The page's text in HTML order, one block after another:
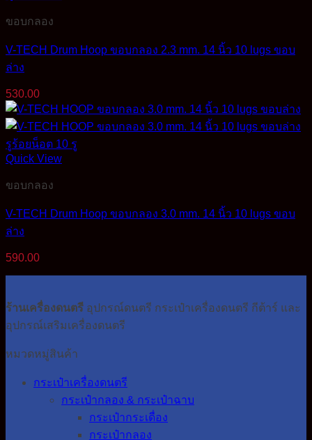
ขอบกลอง
V-TECH Drum Hoop ขอบกลอง 2.3 mm. 14 นิ้ว 10 lugs ขอบ
ล่าง
530.00
Quick View
ขอบกลอง
V-TECH Drum Hoop ขอบกลอง 3.0 mm. 14 นิ้ว 10 lugs ขอบ
ล่าง
590.00
ร้านเครื่องดนตรี อุปกรณ์ดนตรี กระเป๋าเครื่องดนตรี กีต้าร์ และ
อุปกรณ์เสริมเครื่องดนตรี
หมวดหมู่สินค้า
กระเป๋าเครื่องดนตรี
กระเป๋ากลอง & กระเป๋าฉาบ
กระเป๋ากระเดื่อง
กระเป๋ากลอง